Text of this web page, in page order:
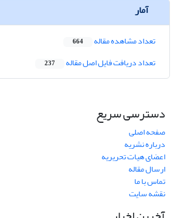
آمار
تعداد مشاهده مقاله 664
تعداد دریافت فایل اصل مقاله 237
دسترسی سریع
صفحه اصلی
درباره نشریه
اعضای هیات تحریریه
ارسال مقاله
تماس با ما
نقشه سایت